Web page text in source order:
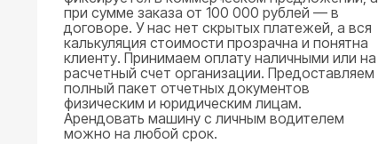
при сумме заказа от 100 000 рублей — в
договоре. У нас нет скрытых платежей, а вся
калькуляция стоимости прозрачна и понятна
клиенту. Принимаем оплату наличными или на
расчетный счет организации. Предоставляем
полный пакет отчетных документов
физическим и юридическим лицам.
Арендовать машину с личным водителем
можно на любой срок.